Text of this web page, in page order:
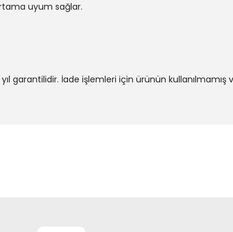
uyum sağlar.
garantilidir. İade işlemleri için ürünün